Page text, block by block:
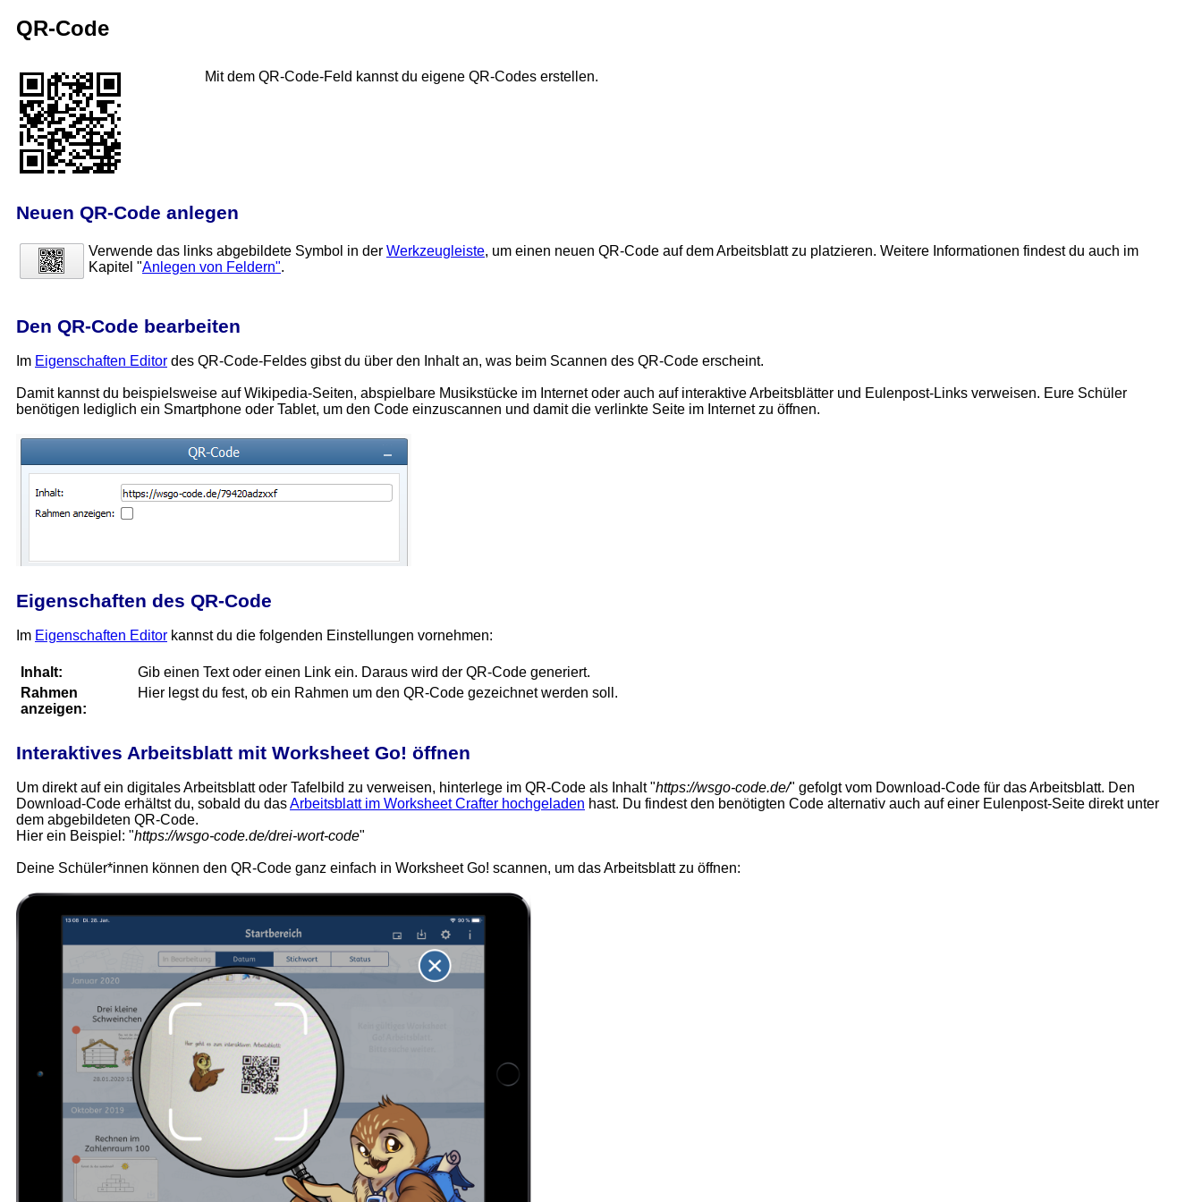
QR-Code
Mit dem QR-Code-Feld kannst du eigene QR-Codes erstellen.
Neuen QR-Code anlegen
Verwende das links abgebildete Symbol in der Werkzeugleiste, um einen neuen QR-Code auf dem Arbeitsblatt zu platzieren. Weitere Informationen findest du auch im
Kapitel "Anlegen von Feldern".
Den QR-Code bearbeiten
Im Eigenschaften Editor des QR-Code-Feldes gibst du über den Inhalt an, was beim Scannen des QR-Code erscheint.
Damit kannst du beispielsweise auf Wikipedia-Seiten, abspielbare Musikstücke im Internet oder auch auf interaktive Arbeitsblätter und Eulenpost-Links verweisen. Eure Schüler
benötigen lediglich ein Smartphone oder Tablet, um den Code einzuscannen und damit die verlinkte Seite im Internet zu öffnen.
Eigenschaften des QR-Code
Im Eigenschaften Editor kannst du die folgenden Einstellungen vornehmen:
Inhalt:
Gib einen Text oder einen Link ein. Daraus wird der QR-Code generiert.
Rahmen
anzeigen:
Hier legst du fest, ob ein Rahmen um den QR-Code gezeichnet werden soll.
Interaktives Arbeitsblatt mit Worksheet Go! öffnen
Um direkt auf ein digitales Arbeitsblatt oder Tafelbild zu verweisen, hinterlege im QR-Code als Inhalt "https://wsgo-code.de/" gefolgt vom Download-Code für das Arbeitsblatt. Den
Download-Code erhältst du, sobald du dasArbeitsblatt im Worksheet Crafter hochgeladen hast. Du findest den benötigten Code alternativ auch auf einer Eulenpost-Seite direkt unter
dem abgebildeten QR-Code.
Hier ein Beispiel: "https://wsgo-code.de/drei-wort-code"
Deine Schüler*innen können den QR-Code ganz einfach in Worksheet Go! scannen, um das Arbeitsblatt zu öffnen: